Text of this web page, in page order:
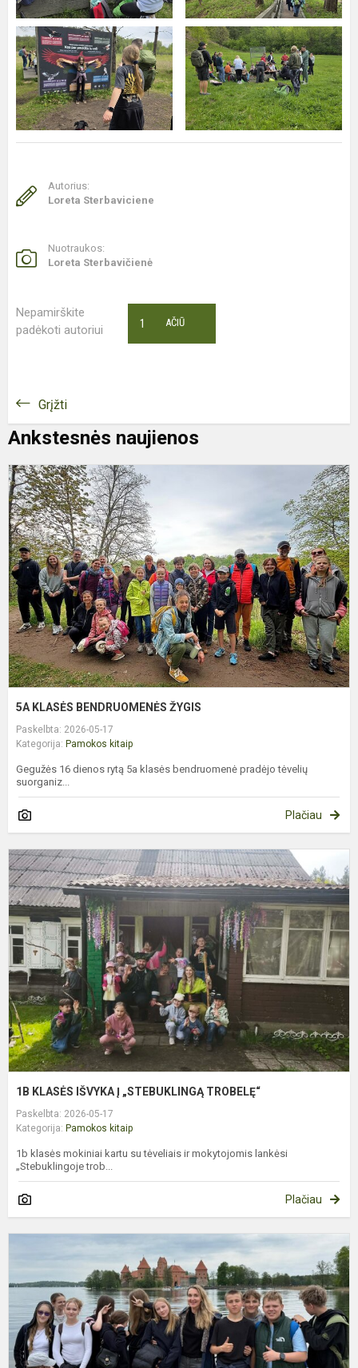
Autorius:
Loreta Sterbaviciene
Nuotraukos:
Loreta Sterbavičienė
Nepamirškite
padėkoti autoriui
AČIŪ
1
Grįžti
Ankstesnės naujienos
5A KLASĖS BENDRUOMENĖS ŽYGIS
Paskelbta: 2026-05-17
Kategorija: Pamokos kitaip
Gegužės 16 dienos rytą 5a klasės bendruomenė pradėjo tėvelių
suorganiz...
Plačiau
1B KLASĖS IŠVYKA Į „STEBUKLINGĄ TROBELĘ“
Paskelbta: 2026-05-17
Kategorija: Pamokos kitaip
1b klasės mokiniai kartu su tėveliais ir mokytojomis lankėsi
„Stebuklingoje trob...
Plačiau